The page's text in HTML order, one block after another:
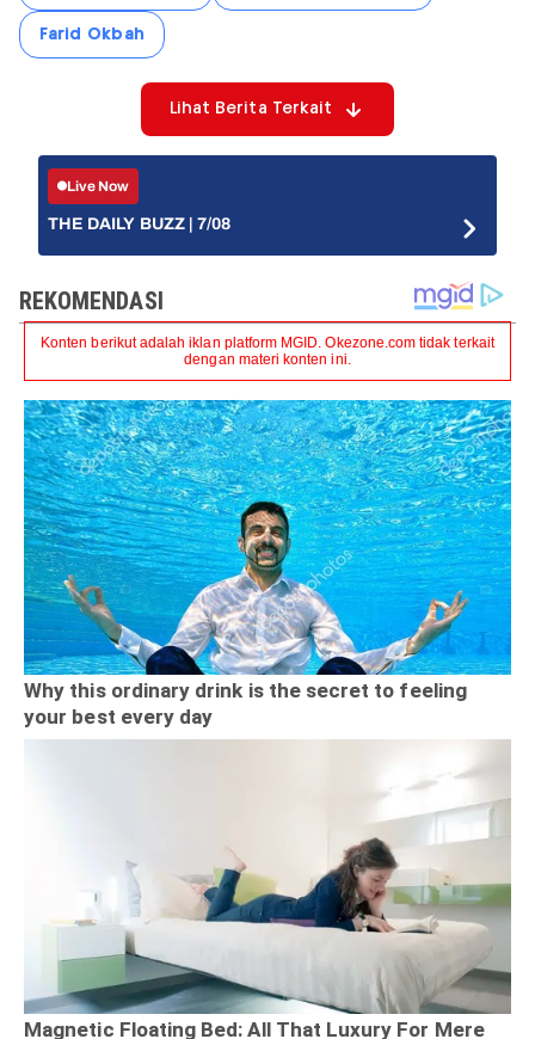
Farid Okbah
Lihat Berita Terkait
Live Now
THE DAILY BUZZ | 7/08